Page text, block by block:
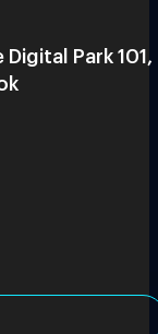
Park 101,